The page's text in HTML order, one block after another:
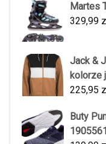
Martes
329,99
Jack &
kolorze
225,95
Buty